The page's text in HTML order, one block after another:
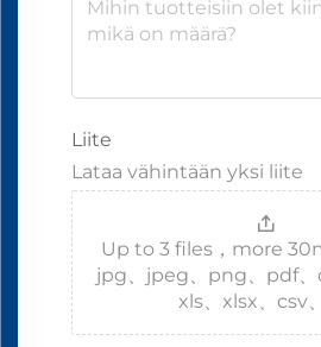
Liite
Lataa vähintään yksi liite
Up to 3 files，more
jpg、jpeg、png、pdf、
xls、xlsx、csv